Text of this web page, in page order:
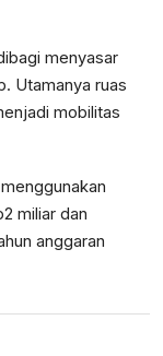
menyasar
Utamanya ruas
mobilitas
miliar dan
anggaran